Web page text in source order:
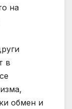
на
в
обмен и